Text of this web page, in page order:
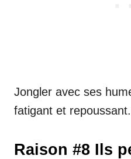
Jongler avec ses
fatigant et repoussant.
Raison #8 Ils